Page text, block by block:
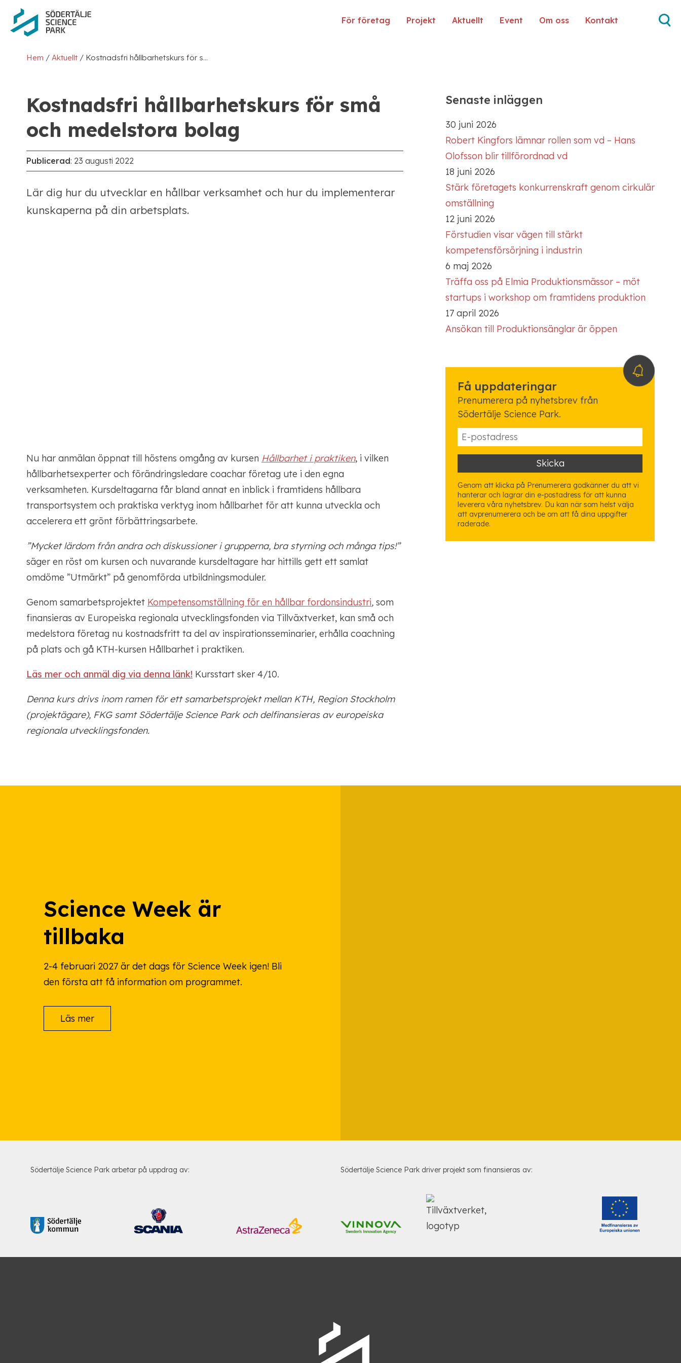
För företag Projekt Aktuellt Event Om oss Kontakt
Hem / Aktuellt / Kostnadsfri hållbarhetskurs för små och medelstora bolag
Kostnadsfri hållbarhetskurs för små
och medelstora bolag
Publicerad: 23 augusti 2022
Lär dig hur du utvecklar en hållbar verksamhet och hur du implementerar
kunskaperna på din arbetsplats.
Nu har anmälan öppnat till höstens omgång av kursen Hållbarhet i praktiken, i vilken
hållbarhetsexperter och förändringsledare coachar företag ute i den egna
verksamheten. Kursdeltagarna får bland annat en inblick i framtidens hållbara
transportsystem och praktiska verktyg inom hållbarhet för att kunna utveckla och
accelerera ett grönt förbättringsarbete.
”Mycket lärdom från andra och diskussioner i grupperna, bra styrning och många tips!”
säger en röst om kursen och nuvarande kursdeltagare har hittills gett ett samlat
omdöme ”Utmärkt” på genomförda utbildningsmoduler.
Genom samarbetsprojektet Kompetensomställning för en hållbar fordonsindustri, som
finansieras av Europeiska regionala utvecklingsfonden via Tillväxtverket, kan små och
medelstora företag nu kostnadsfritt ta del av inspirationsseminarier, erhålla coachning
på plats och gå KTH-kursen Hållbarhet i praktiken.
Läs mer och anmäl dig via denna länk! Kursstart sker 4/10.
Denna kurs drivs inom ramen för ett samarbetsprojekt mellan KTH, Region Stockholm
(projektägare), FKG samt Södertälje Science Park och delfinansieras av europeiska
regionala utvecklingsfonden.
Senaste inläggen
30 juni 2026
Robert Kingfors lämnar rollen som vd – Hans
Olofsson blir tillförordnad vd
18 juni 2026
Stärk företagets konkurrenskraft genom cirkulär
omställning
12 juni 2026
Förstudien visar vägen till stärkt
kompetensförsörjning i industrin
6 maj 2026
Träffa oss på Elmia Produktionsmässor – möt
startups i workshop om framtidens produktion
17 april 2026
Ansökan till Produktionsänglar är öppen
Få uppdateringar
Prenumerera på nyhetsbrev från
Södertälje Science Park.
Genom att klicka på Prenumerera godkänner du att vi
hanterar och lagrar din e-postadress för att kunna
leverera våra nyhetsbrev. Du kan när som helst välja
att avprenumerera och be om att få dina uppgifter
raderade.
Science Week är
tillbaka
2-4 februari 2027 är det dags för Science Week igen! Bli
den första att få information om programmet.
Läs mer
Södertälje Science Park arbetar på uppdrag av: Södertälje Science Park driver projekt som finansieras av: